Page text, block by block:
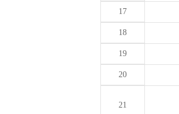
17
18
19
20
21